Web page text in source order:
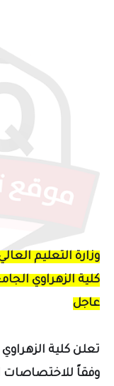
وزارة التعليم
كلية الزهراوي
عاجل
تعلن كلية
وفقاً للاختصاصات